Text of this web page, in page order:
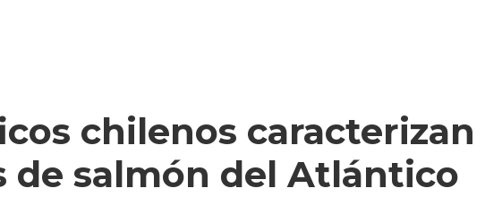
chilenos
de salmón del Atlántico